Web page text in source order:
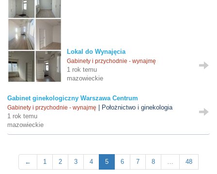
Lokal do Wynajęcia
Gabinety i przychodnie - wynajmę
1 rok temu
mazowieckie
Gabinet ginekologiczny Warszawa Centrum
Gabinety i przychodnie - wynajmę
| Położnictwo i ginekologia
1 rok temu
mazowieckie
← 1 2 3 4 5 6 7 8 … 48